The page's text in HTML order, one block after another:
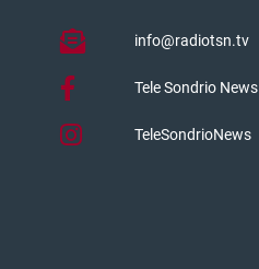
info@radiotsn.tv
Tele Sondrio News
TeleSondrioNews